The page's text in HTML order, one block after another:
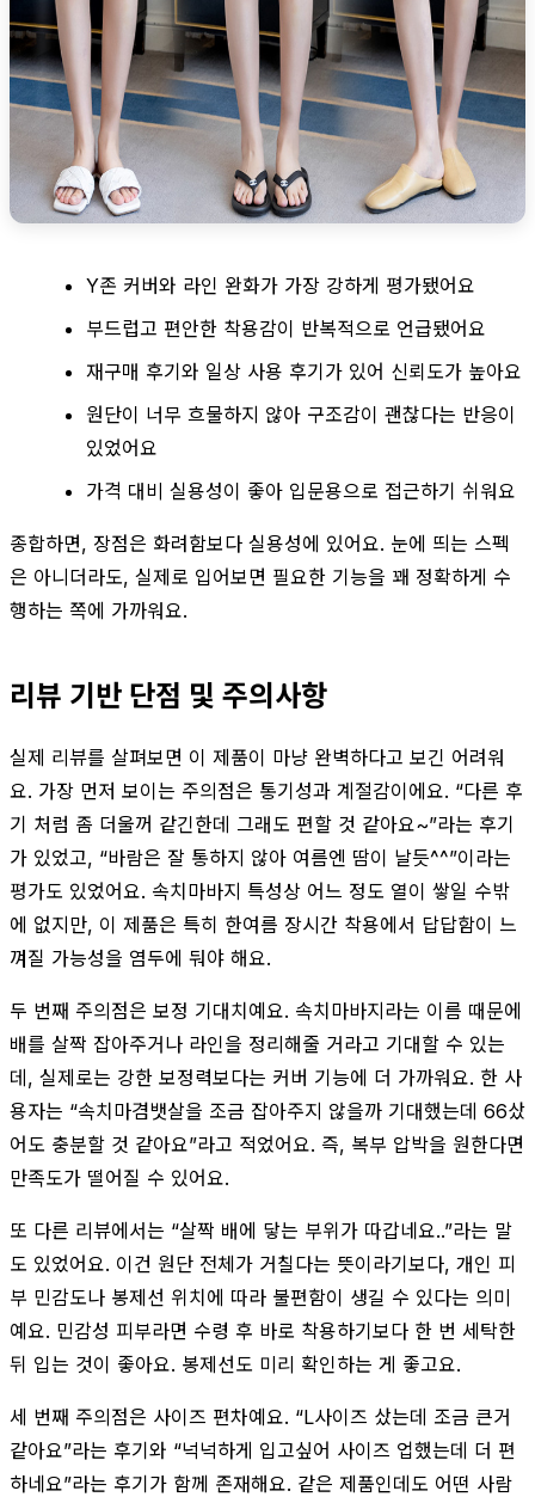
Y존 커버와 라인 완화가 가장 강하게 평가됐어요
부드럽고 편안한 착용감이 반복적으로 언급됐어요
재구매 후기와 일상 사용 후기가 있어 신뢰도가 높아요
원단이 너무 흐물하지 않아 구조감이 괜찮다는 반응이
있었어요
가격 대비 실용성이 좋아 입문용으로 접근하기 쉬워요
종합하면, 장점은 화려함보다 실용성에 있어요. 눈에 띄는 스펙
은 아니더라도, 실제로 입어보면 필요한 기능을 꽤 정확하게 수
행하는 쪽에 가까워요.
리뷰 기반 단점 및 주의사항
실제 리뷰를 살펴보면 이 제품이 마냥 완벽하다고 보긴 어려워
요. 가장 먼저 보이는 주의점은 통기성과 계절감이에요. “다른 후
기 처럼 좀 더울꺼 같긴한데 그래도 편할 것 같아요~”라는 후기
가 있었고, “바람은 잘 통하지 않아 여름엔 땀이 날듯^^”이라는
평가도 있었어요. 속치마바지 특성상 어느 정도 열이 쌓일 수밖
에 없지만, 이 제품은 특히 한여름 장시간 착용에서 답답함이 느
껴질 가능성을 염두에 둬야 해요.
두 번째 주의점은 보정 기대치예요. 속치마바지라는 이름 때문에
배를 살짝 잡아주거나 라인을 정리해줄 거라고 기대할 수 있는
데, 실제로는 강한 보정력보다는 커버 기능에 더 가까워요. 한 사
용자는 “속치마겸뱃살을 조금 잡아주지 않을까 기대했는데 66샀
어도 충분할 것 같아요”라고 적었어요. 즉, 복부 압박을 원한다면
만족도가 떨어질 수 있어요.
또 다른 리뷰에서는 “살짝 배에 닿는 부위가 따갑네요..”라는 말
도 있었어요. 이건 원단 전체가 거칠다는 뜻이라기보다, 개인 피
부 민감도나 봉제선 위치에 따라 불편함이 생길 수 있다는 의미
예요. 민감성 피부라면 수령 후 바로 착용하기보다 한 번 세탁한
뒤 입는 것이 좋아요. 봉제선도 미리 확인하는 게 좋고요.
세 번째 주의점은 사이즈 편차예요. “L사이즈 샀는데 조금 큰거
같아요”라는 후기와 “넉넉하게 입고싶어 사이즈 업했는데 더 편
하네요”라는 후기가 함께 존재해요. 같은 제품인데도 어떤 사람